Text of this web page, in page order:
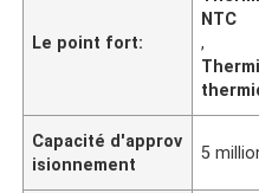
Le point fort:
NTC
,
Capacité d'approv
isionnement
5